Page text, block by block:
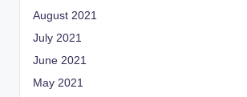
August 2021
July 2021
June 2021
May 2021